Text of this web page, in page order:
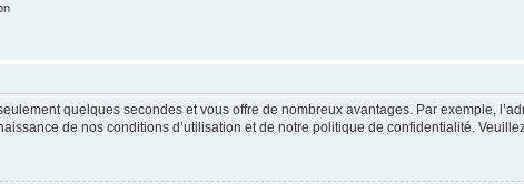
quelques secondes et vous offre de nombreux avantages. Par exemple,
de nos conditions d’utilisation et de notre politique de confidentialité.